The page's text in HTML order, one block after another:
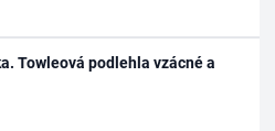
Towleová podlehla vzácné a